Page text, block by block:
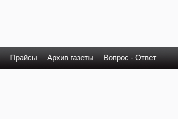
Прайсы Архив газеты Вопрос - Ответ